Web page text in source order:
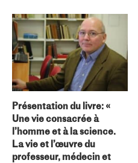
Présentation du livre: «
Une vie consacrée à
l’homme et à la science.
La vie et l’œuvre du
professeur, médecin et